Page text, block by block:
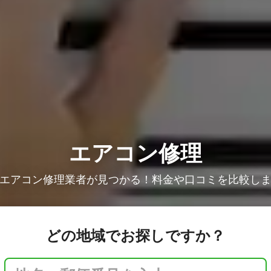
エアコン修理
アコン修理業者が見つかる！料金や口コミを比較し
どの地域でお探しですか？